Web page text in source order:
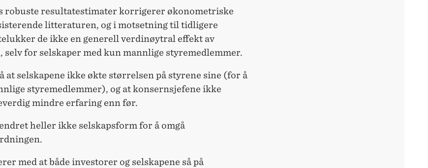
robuste resultatestimater korrigerer økonometriske
litteraturen, og i motsetning til tidligere
de ikke en generell verdinøytral effekt av
selv for selskaper med kun mannlige styremedlemmer.
at selskapene ikke økte størrelsen på styrene sine (for å
styremedlemmer), og at konsernsjefene ikke
mindre erfaring enn før.
heller ikke selskapsform for å omgå
med at både investorer og selskapene så på